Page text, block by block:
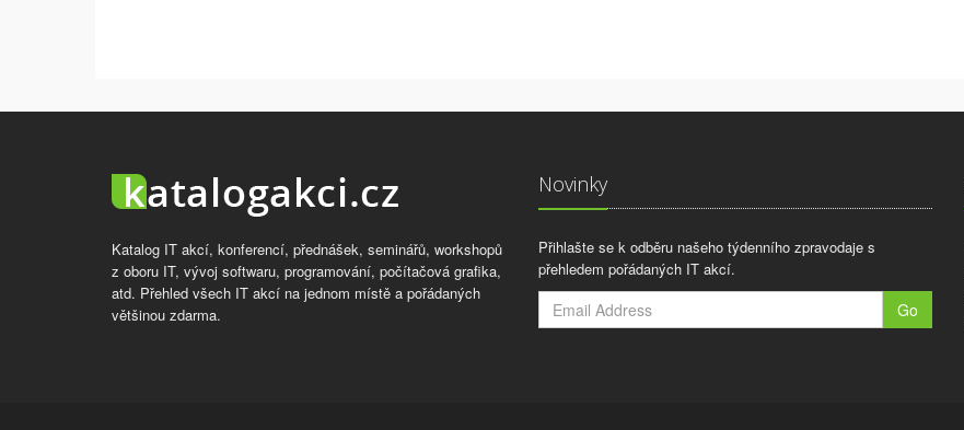
Katalog IT akcí, konferencí, přednášek, seminářů, workshopů
z oboru IT, vývoj softwaru, programování, počítačová grafika,
atd. Přehled všech IT akcí na jednom místě a pořádaných
většinou zdarma.
Novinky
Přihlašte se k odběru našeho týdenního zpravodaje s
přehledem pořádaných IT akcí.
Go